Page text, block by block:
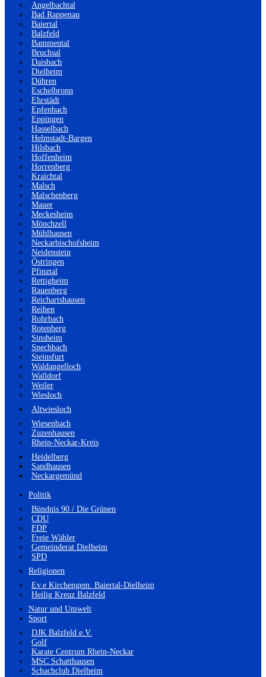
Angelbachtal
Bad Rappenau
Baiertal
Balzfeld
Bammental
Bruchsal
Daisbach
Dielheim
Dühren
Eschelbronn
Ehrstädt
Epfenbach
Eppingen
Hasselbach
Helmstadt-Bargen
Hilsbach
Hoffenheim
Horrenberg
Kraichtal
Malsch
Malschenberg
Mauer
Meckesheim
Mönchzell
Mühlhausen
Neckarbischofsheim
Neidenstein
Östringen
Pfinztal
Rettigheim
Rauenberg
Reichartshausen
Reihen
Rohrbach
Rotenberg
Sinsheim
Spechbach
Steinsfurt
Waldangelloch
Walldorf
Weiler
Wiesloch
Altwiesloch
Wiesenbach
Zuzenhausen
Rhein-Neckar-Kreis
Heidelberg
Sandhausen
Neckargemünd
Politik
Bündnis 90 / Die Grünen
CDU
FDP
Freie Wähler
Gemeinderat Dielheim
SPD
Religionen
Ev.e Kirchengem. Baiertal-Dielheim
Heilig Kreuz Balzfeld
Natur und Umwelt
Sport
DJK Balzfeld e.V.
Golf
Karate Centrum Rhein-Neckar
MSC Schatthausen
Schachclub Dielheim